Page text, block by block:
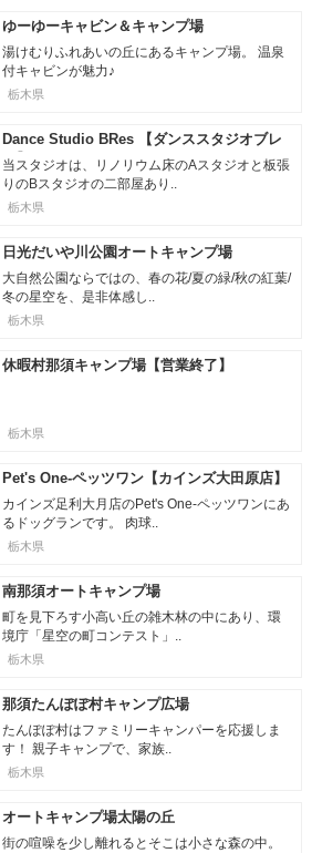
ゆーゆーキャビン＆キャンプ場
湯けむりふれあいの丘にあるキャンプ場。 温泉
付キャビンが魅力♪
栃木県
Dance Studio BRes 【ダンススタジオブレ
ス】
当スタジオは、リノリウム床のAスタジオと板張
りのBスタジオの二部屋あり..
栃木県
日光だいや川公園オートキャンプ場
大自然公園ならではの、春の花/夏の緑/秋の紅葉/
冬の星空を、是非体感し..
栃木県
休暇村那須キャンプ場【営業終了】
栃木県
Pet's One-ペッツワン【カインズ大田原店】
カインズ足利大月店のPet's One-ペッツワンにあ
るドッグランです。 肉球..
栃木県
南那須オートキャンプ場
町を見下ろす小高い丘の雑木林の中にあり、環
境庁「星空の町コンテスト」..
栃木県
那須たんぽぽ村キャンプ広場
たんぽぽ村はファミリーキャンパーを応援しま
す！ 親子キャンプで、家族..
栃木県
オートキャンプ場太陽の丘
街の喧噪を少し離れるとそこは小さな森の中。